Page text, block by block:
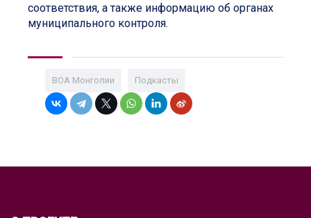
соответствия, а также информацию об органах
муниципального контроля.
ВОА Монголии Подкасты